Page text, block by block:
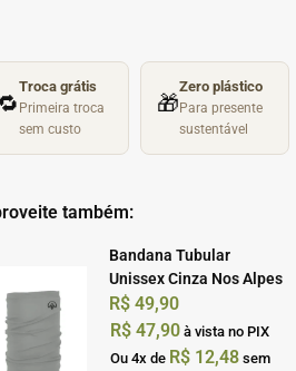
🔁
Troca grátis
Primeira troca
sem custo
🎁
Zero plástico
Para presente
sustentável
também:
Bandana Tubular
Unissex Cinza Nos Alpes
R$ 49,90
R$ 47,90 à vista no PIX
Ou 4x de R$ 12,48 sem